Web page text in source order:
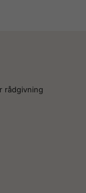
rådgivning